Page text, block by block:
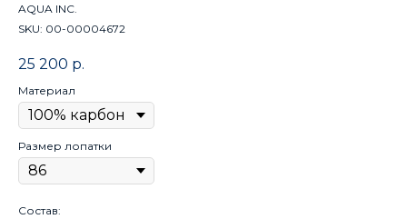
AQUA INC.
SKU: 00-00004672
25 200 р.
Материал
Размер лопатки
Состав: